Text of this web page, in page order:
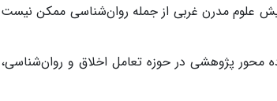
علوم مدرن غربی از جمله روان‌شناسی ممکن نیست
محور پژوهشی در حوزه تعامل اخلاق و روان‌شناسی،